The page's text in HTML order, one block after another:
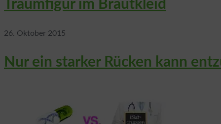
Traumfigur im Brautkleid
26. Oktober 2015
Nur ein starker Rücken kann